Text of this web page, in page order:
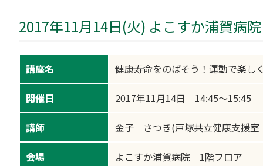
2017年11月14日(火) よこすか浦賀病院
講座名 健康寿命をのばそう！運動で楽し
開催日 2017年11月14日 14:45～15:45
講師 金子 さつき(戸塚共立健康支援
会場 よこすか浦賀病院 1階フロア